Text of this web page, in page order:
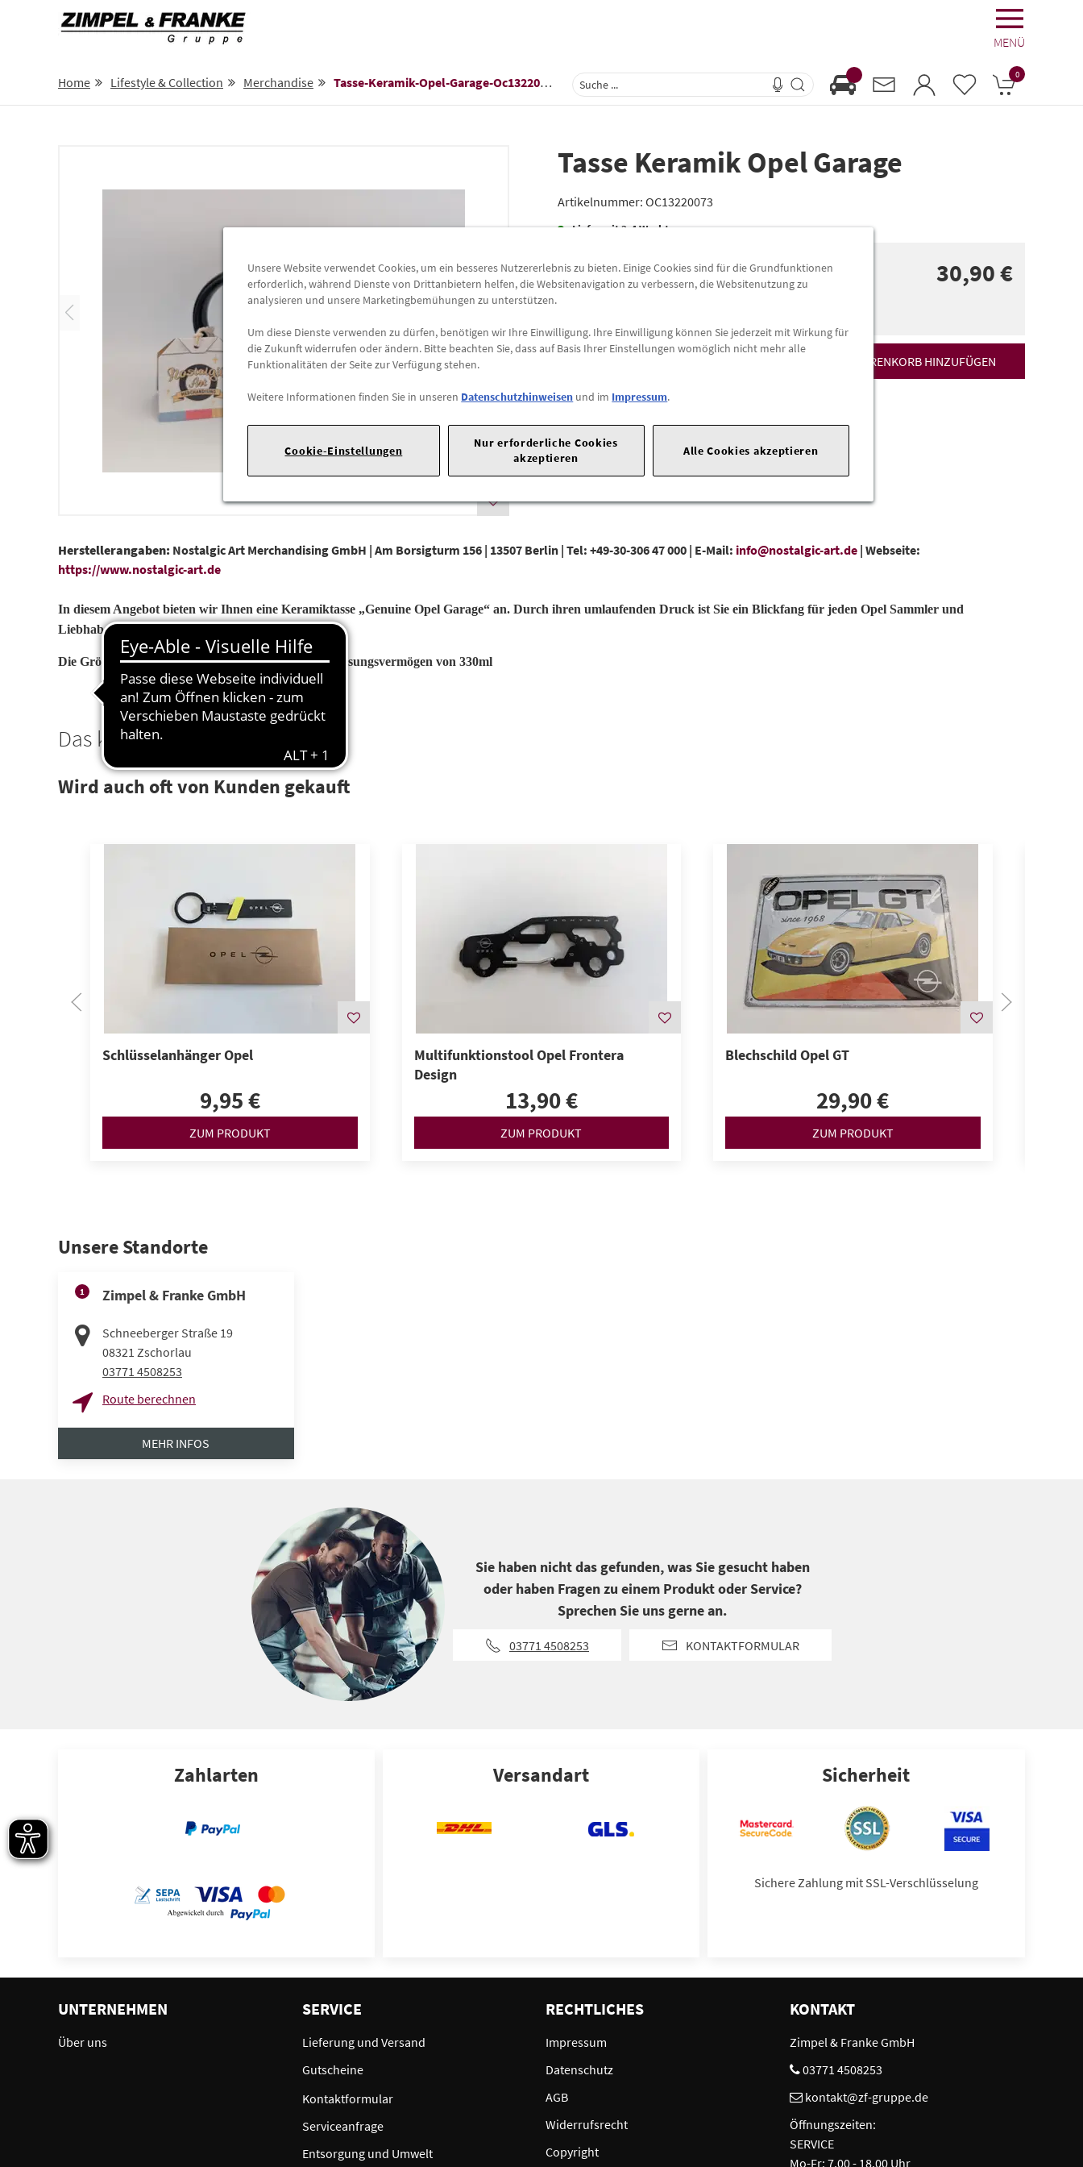
MENÜ
Home Lifestyle & Collection Merchandise Tasse-Keramik-Opel-Garage-Oc13220073 0
Tasse Keramik Opel Garage
Artikelnummer: OC13220073
Lieferzeit2-4 Werktage
Lieferung
(Grundpreis proStück= 30,90 €) 30,90 €
ZUM WARENKORB HINZUFÜGEN
Herstellerangaben: Nostalgic Art Merchandising GmbH | Am Borsigturm 156 | 13507 Berlin | Tel: +49-30-306 47 000 | E-Mail: info@nostalgic-art.de | Webseite:
https://www.nostalgic-art.de
In diesem Angebot bieten wir Ihnen eine Keramiktasse „Genuine Opel Garage“ an. Durch ihren umlaufenden Druck ist Sie ein Blickfang für jeden Opel Sammler und
Liebhaber.
Die Größe der Tasse beträgt 8,5x9cm und hat ein Fassungsvermögen von 330ml
Das könnte Sie interessieren
Wird auch oft von Kunden gekauft
Schlüsselanhänger Opel
9,95 €
ZUM PRODUKT
Multifunktionstool Opel Frontera
Design
13,90 €
ZUM PRODUKT
Blechschild Opel GT
29,90 €
ZUM PRODUKT
Unsere Standorte
1 Zimpel & Franke GmbH
Schneeberger Straße 19
08321 Zschorlau
03771 4508253
Route berechnen
MEHR INFOS
Sie haben nicht das gefunden, was Sie gesucht haben
oder haben Fragen zu einem Produkt oder Service?
Sprechen Sie uns gerne an.
03771 4508253 KONTAKTFORMULAR
Zahlarten Versandart Sicherheit
Sichere Zahlung mit SSL-Verschlüsselung
UNTERNEHMEN
Über uns
SERVICE
Lieferung und Versand
Gutscheine
Kontaktformular
Serviceanfrage
Entsorgung und Umwelt
RECHTLICHES
Impressum
Datenschutz
AGB
Widerrufsrecht
Copyright
KONTAKT
Zimpel & Franke GmbH
03771 4508253
kontakt@zf-gruppe.de
Öffnungszeiten:
SERVICE
Mo-Fr: 7.00 - 18.00 Uhr
Unsere Website verwendet Cookies, um ein besseres Nutzererlebnis zu bieten. Einige Cookies sind für die Grundfunktionen
erforderlich, während Dienste von Drittanbietern helfen, die Websitenavigation zu verbessern, die Websitenutzung zu
analysieren und unsere Marketingbemühungen zu unterstützen.
Um diese Dienste verwenden zu dürfen, benötigen wir Ihre Einwilligung. Ihre Einwilligung können Sie jederzeit mit Wirkung für
die Zukunft widerrufen oder ändern. Bitte beachten Sie, dass auf Basis Ihrer Einstellungen womöglich nicht mehr alle
Funktionalitäten der Seite zur Verfügung stehen.
Weitere Informationen finden Sie in unseren Datenschutzhinweisen und im Impressum.
Cookie-Einstellungen
Nur erforderliche Cookies
akzeptieren
Alle Cookies akzeptieren